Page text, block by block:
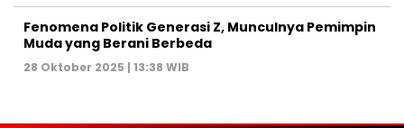
Fenomena Politik Generasi Z, Munculnya Pemimpin
Muda yang Berani Berbeda
28 Oktober 2025 | 13:38 WIB